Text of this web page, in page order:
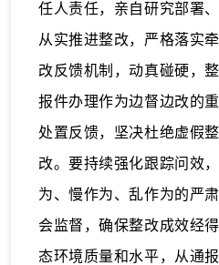
任人责任，亲自研究部署
从实推进整改，严格落实
改反馈机制，动真碰硬，
报件办理作为边督边改的
处置反馈，坚决杜绝虚假
改。要持续强化跟踪问效
为、慢作为、乱作为的严
会监督，确保整改成效经
态环境质量和水平，从通